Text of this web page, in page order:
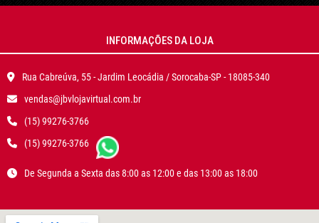
INFORMAÇÕES DA LOJA
Rua Cabreúva, 55 - Jardim Leocádia / Sorocaba-SP - 18085-340
vendas@jbvlojavirtual.com.br
(15) 99276-3766
(15) 99276-3766
De Segunda a Sexta das 8:00 as 12:00 e das 13:00 as 18:00